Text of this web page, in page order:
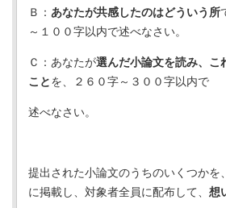
Ｂ： あなたが共感したのはどういう所
～１００字以内で述べなさい。
Ｃ：あなたが選んだ小論文を読み、こ
こと を、２６０字～３００字以内で
述べなさい。
提出された小論文のうちのいくつかを
に掲載し、対象者全員に配布して、 想